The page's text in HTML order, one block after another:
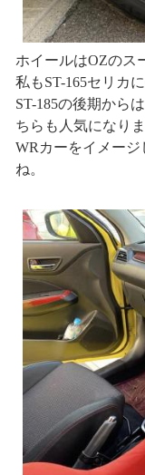
ホイールはOZのス
私もST-165セリカ
ST-185の後期から
ちらも人気になりま
WRカーをイメー
ね。